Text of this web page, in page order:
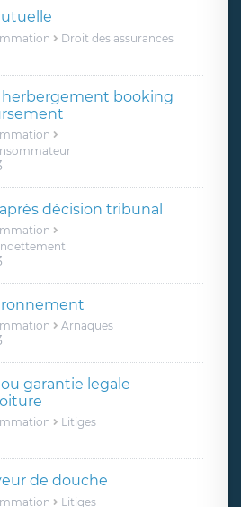
Droit des assurances
booking
décision tribunal
Arnaques
garantie legale
Litiges
de douche
Litiges